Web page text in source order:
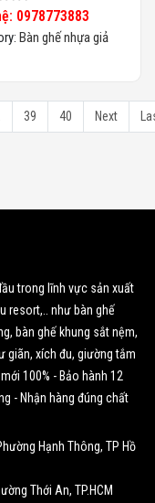
0978773883
Bàn ghế nhựa giả
39 40 Next
trong lĩnh vực sản xuất
resort,.. như bàn ghế
bàn ghế khung sắt nệm,
giãn, xích đu, giường tắm
100% - Bảo hành 12
- Nhận hàng đúng chất
Hạnh Thông, TP Hồ
Thới An, TP.HCM